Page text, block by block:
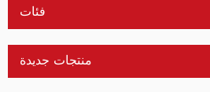
فئات
منتجات جديدة